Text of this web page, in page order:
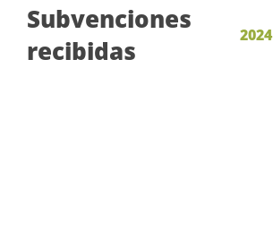
Subvenciones
recibidas
2024